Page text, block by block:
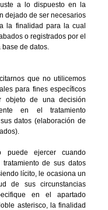
a lo dispuesto en la
dejado de ser necesarios
la finalidad para la cual
o registrados por el
de datos.
que no utilicemos
para fines específicos
de una decisión
en el tratamiento
datos (elaboración de
puede ejercer cuando
de sus datos
lícito, le ocasiona un
de sus circunstancias
en el apartado
asterisco, la finalidad